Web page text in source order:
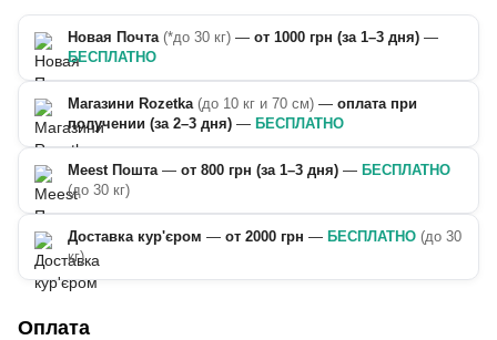
Новая Почта (*до 30 кг) — от 1000 грн (за 1–3 дня) —
БЕСПЛАТНО
Магазини Rozetka (до 10 кг и 70 см) — оплата при
получении (за 2–3 дня) — БЕСПЛАТНО
Meest Пошта — от 800 грн (за 1–3 дня) — БЕСПЛАТНО
(до 30 кг)
Доставка кур'єром — от 2000 грн — БЕСПЛАТНО (до 30
кг)
Оплата